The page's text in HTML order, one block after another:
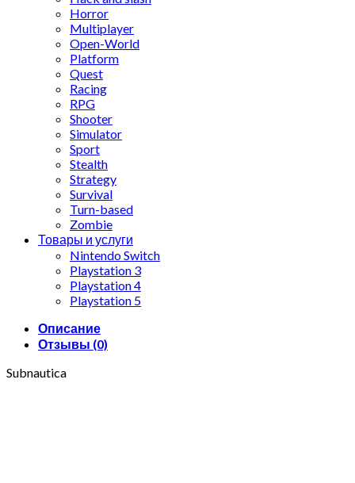
Horror
Multiplayer
Open-World
Platform
Quest
Racing
RPG
Shooter
Simulator
Sport
Stealth
Strategy
Survival
Turn-based
Zombie
Товары и услуги
Nintendo Switch
Playstation 3
Playstation 4
Playstation 5
Описание
Отзывы (0)
Subnautica